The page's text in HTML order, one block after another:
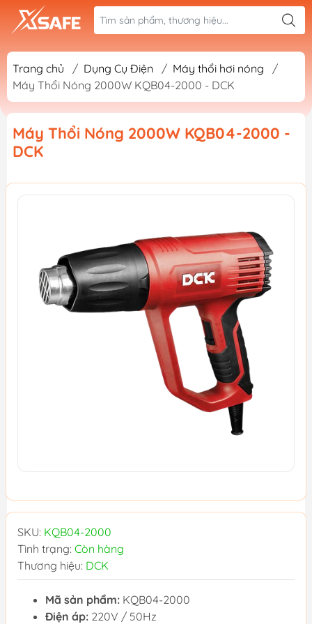
Trang chủ / Dụng Cụ Điện / Máy thổi hơi nóng
/
Máy Thổi Nóng 2000W KQB04-2000 - DCK
Máy Thổi Nóng 2000W KQB04-2000 -
DCK
SKU: KQB04-2000
Tình trạng: Còn hàng
Thương hiệu: DCK
Mã sản phẩm: KQB04-2000
Điện áp: 220V / 50Hz